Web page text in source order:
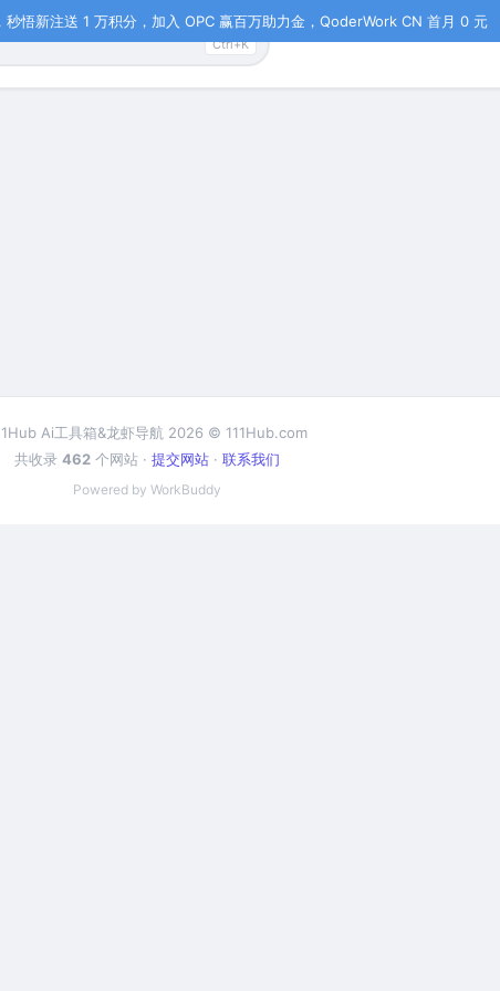
悟新注送 1 万积分，加入 OPC 赢百万助力金，QoderWork CN 首月 0 元
Ctrl+K
Ai工具箱&龙虾导航 2026 © 111Hub.com
共收录 462 个网站 · 提交网站 · 联系我们
Powered by WorkBuddy